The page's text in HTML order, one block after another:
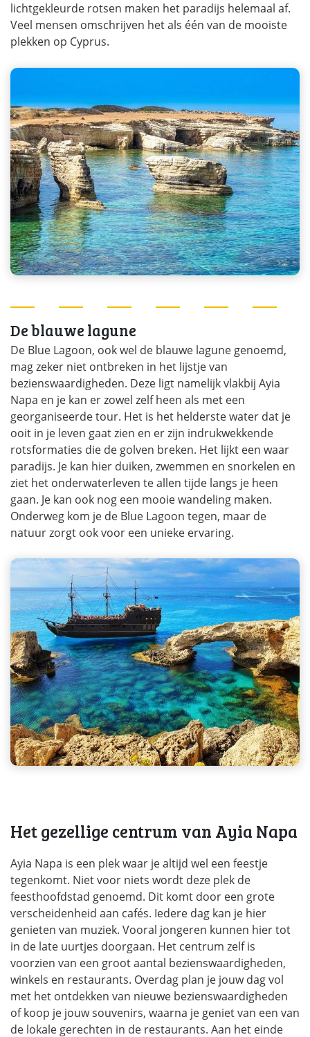
lichtgekleurde rotsen maken het paradijs helemaal af.
Veel mensen omschrijven het als één van de mooiste
plekken op Cyprus.
De blauwe lagune
De Blue Lagoon, ook wel de blauwe lagune genoemd,
mag zeker niet ontbreken in het lijstje van
bezienswaardigheden. Deze ligt namelijk vlakbij Ayia
Napa en je kan er zowel zelf heen als met een
georganiseerde tour. Het is het helderste water dat je
ooit in je leven gaat zien en er zijn indrukwekkende
rotsformaties die de golven breken. Het lijkt een waar
paradijs. Je kan hier duiken, zwemmen en snorkelen en
ziet het onderwaterleven te allen tijde langs je heen
gaan. Je kan ook nog een mooie wandeling maken.
Onderweg kom je de Blue Lagoon tegen, maar de
natuur zorgt ook voor een unieke ervaring.
Het gezellige centrum van Ayia Napa
Ayia Napa is een plek waar je altijd wel een feestje
tegenkomt. Niet voor niets wordt deze plek de
feesthoofdstad genoemd. Dit komt door een grote
verscheidenheid aan cafés. Iedere dag kan je hier
genieten van muziek. Vooral jongeren kunnen hier tot
in de late uurtjes doorgaan. Het centrum zelf is
voorzien van een groot aantal bezienswaardigheden,
winkels en restaurants. Overdag plan je jouw dag vol
met het ontdekken van nieuwe bezienswaardigheden
of koop je jouw souvenirs, waarna je geniet van een van
de lokale gerechten in de restaurants. Aan het einde